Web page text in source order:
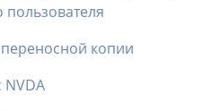
пользователя
копии